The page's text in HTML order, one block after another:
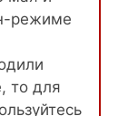
режиме
то для